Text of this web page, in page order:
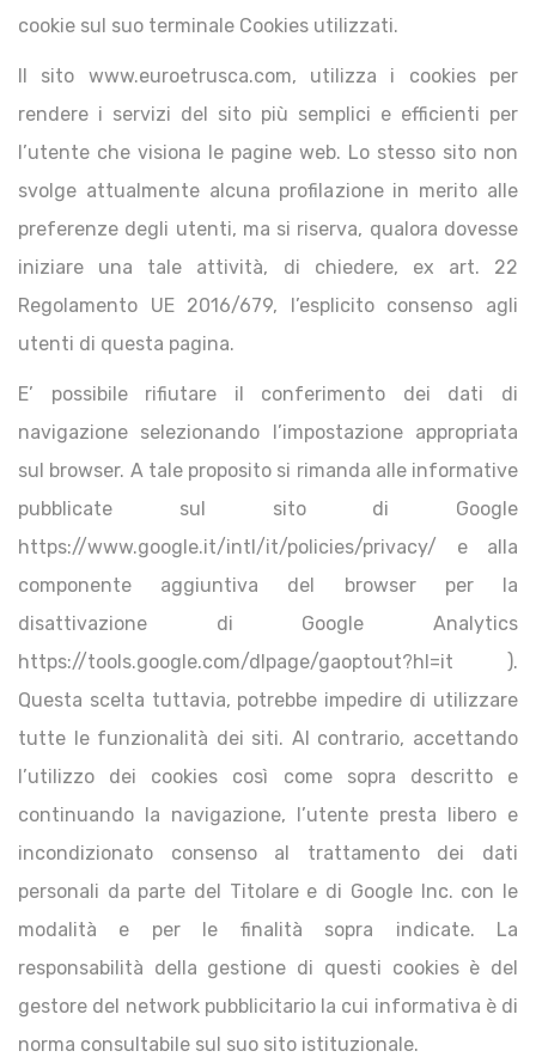
cookie sul suo terminale Cookies utilizzati.
Il sito www.euroetrusca.com, utilizza i cookies per
rendere i servizi del sito più semplici e efficienti per
l’utente che visiona le pagine web. Lo stesso sito non
svolge attualmente alcuna profilazione in merito alle
preferenze degli utenti, ma si riserva, qualora dovesse
iniziare una tale attività, di chiedere, ex art. 22
Regolamento UE 2016/679, l’esplicito consenso agli
utenti di questa pagina.
E’ possibile rifiutare il conferimento dei dati di
navigazione selezionando l’impostazione appropriata
sul browser. A tale proposito si rimanda alle informative
pubblicate sul sito di Google
https://www.google.it/intl/it/policies/privacy/ e alla
componente aggiuntiva del browser per la
disattivazione di Google Analytics
https://tools.google.com/dlpage/gaoptout?hl=it ).
Questa scelta tuttavia, potrebbe impedire di utilizzare
tutte le funzionalità dei siti. Al contrario, accettando
l’utilizzo dei cookies così come sopra descritto e
continuando la navigazione, l’utente presta libero e
incondizionato consenso al trattamento dei dati
personali da parte del Titolare e di Google Inc. con le
modalità e per le finalità sopra indicate. La
responsabilità della gestione di questi cookies è del
gestore del network pubblicitario la cui informativa è di
norma consultabile sul suo sito istituzionale.